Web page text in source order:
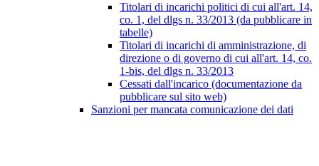
Titolari di incarichi politici di cui all'art. 14,
co. 1, del dlgs n. 33/2013 (da pubblicare in
tabelle)
Titolari di incarichi di amministrazione, di
direzione o di governo di cui all'art. 14, co.
1-bis, del dlgs n. 33/2013
Cessati dall'incarico (documentazione da
pubblicare sul sito web)
Sanzioni per mancata comunicazione dei dati